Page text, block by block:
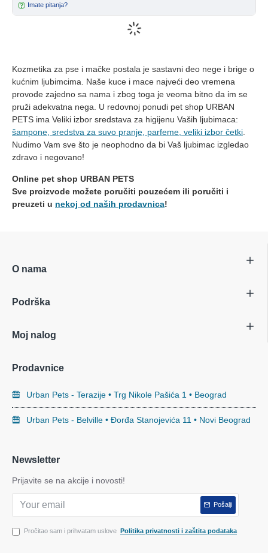
Imate pitanja?
Kozmetika za pse i mačke postala je sastavni deo nege i brige o
kućnim ljubimcima. Naše kuce i mace najveći deo vremena
provode zajedno sa nama i zbog toga je veoma bitno da im se
pruži adekvatna nega. U redovnoj ponudi pet shop URBAN
PETS ima Veliki izbor sredstava za higijenu Vaših ljubimaca:
šampone, sredstva za suvo pranje, parfeme, veliki izbor četki
Nudimo Vam sve što je neophodno da bi Vaš ljubimac izgledao
zdravo i negovano!
Online pet shop URBAN PETS
Sve proizvode možete poručiti pouzećem ili poručiti i
preuzeti u nekoj od naših prodavnica!
O nama
Podrška
Moj nalog
Prodavnice
Urban Pets - Terazije • Trg Nikole Pašića 1 • Beograd
Urban Pets - Belville • Đorđa Stanojevića 11 • Novi Beograd
Newsletter
Prijavite se na akcije i novosti!
Pošalji
Pročitao sam i prihvatam uslove Politika privatnosti i zaštita podataka